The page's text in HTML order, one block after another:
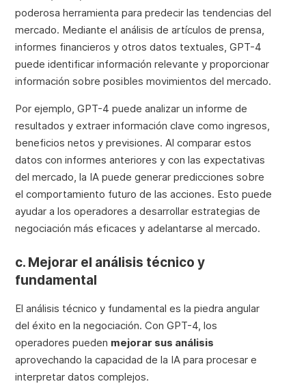
poderosa herramienta para predecir las tendencias del
mercado. Mediante el análisis de artículos de prensa,
informes financieros y otros datos textuales, GPT-4
puede identificar información relevante y proporcionar
información sobre posibles movimientos del mercado.
Por ejemplo, GPT-4 puede analizar un informe de
resultados y extraer información clave como ingresos,
beneficios netos y previsiones. Al comparar estos
datos con informes anteriores y con las expectativas
del mercado, la IA puede generar predicciones sobre
el comportamiento futuro de las acciones. Esto puede
ayudar a los operadores a desarrollar estrategias de
negociación más eficaces y adelantarse al mercado.
c. Mejorar el análisis técnico y
fundamental
El análisis técnico y fundamental es la piedra angular
del éxito en la negociación. Con GPT-4, los
operadores pueden mejorar sus análisis
aprovechando la capacidad de la IA para procesar e
interpretar datos complejos.